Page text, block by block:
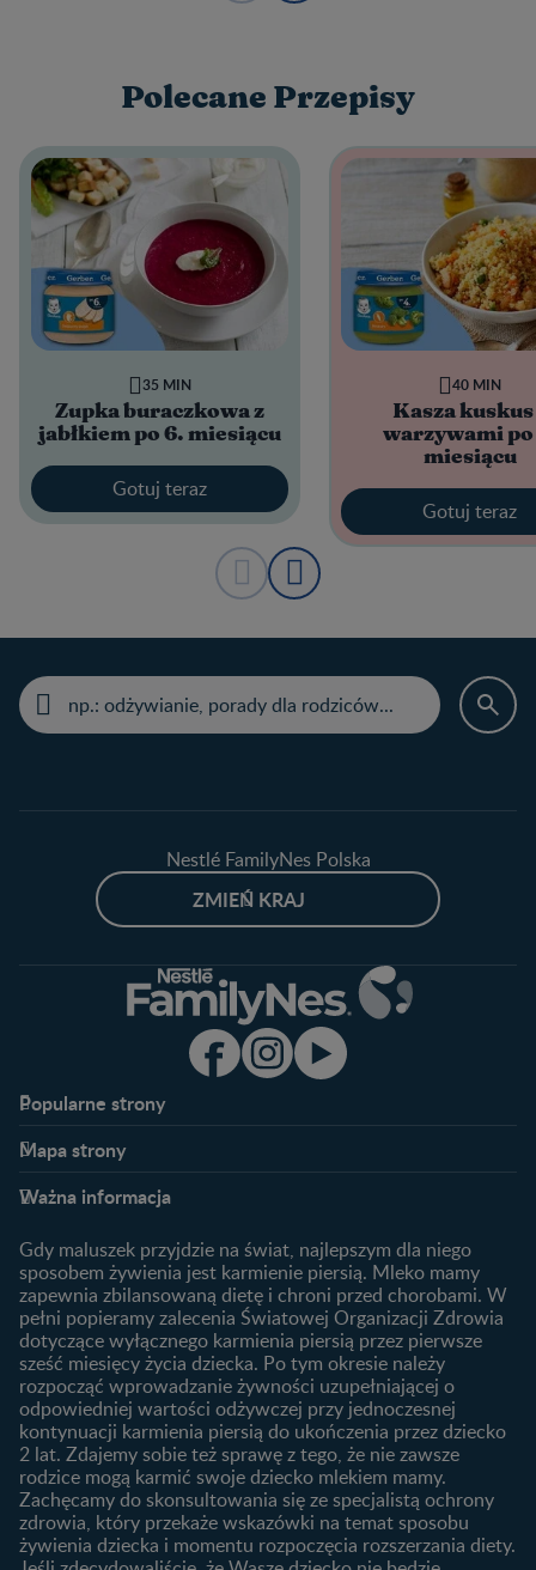
Polecane Przepisy
Zupka buraczkowa z
jabłkiem po 6. miesiącu
35 MIN
Gotuj teraz
Kasza kuskus
warzywami po
miesiącu
40 MIN
Gotuj teraz
Nestlé FamilyNes Polska
ZMIEŃ KRAJ
Popularne strony​
Kontakt
FAQ
Produkty
Wyszukiwarka produktów
Nasze marki
Mapa strony​
Plamienie implantacyjne –
Jak zaplanować płeć
dziecka?
Jak rozpoznać dni płodne?
Badania przed ciążą
Planowanie urlopu
macierzyńskiego
1. trymestr ciąży
2. trymestr ciąży
3. trymestr ciąży
Rozwój dziecka
Kalendarz rozwoju dziecka
Skoki rozwojowe
Ząbkowanie u niemowląt
Żywienie dziecka
10 sposobów jak poprawić
laktację
Jakie mleko następne
wybrać dla dziecka?
Ważna informacja
Gdy maluszek przyjdzie na świat, najlepszym dla niego
sposobem żywienia jest karmienie piersią. Mleko mamy
zapewnia zbilansowaną dietę i chroni przed chorobami. W
pełni popieramy zalecenia Światowej Organizacji Zdrowia
dotyczące wyłącznego karmienia piersią przez pierwsze
sześć miesięcy życia dziecka. Po tym okresie należy
rozpocząć wprowadzanie żywności uzupełniającej o
odpowiedniej wartości odżywczej przy jednoczesnej
kontynuacji karmienia piersią do ukończenia przez dziecko
2 lat. Zdajemy sobie też sprawę z tego, że nie zawsze
rodzice mogą karmić swoje dziecko mlekiem mamy.
Zachęcamy do skonsultowania się ze specjalistą ochrony
zdrowia, który przekaże wskazówki na temat sposobu
żywienia dziecka i momentu rozpoczęcia rozszerzania diety.